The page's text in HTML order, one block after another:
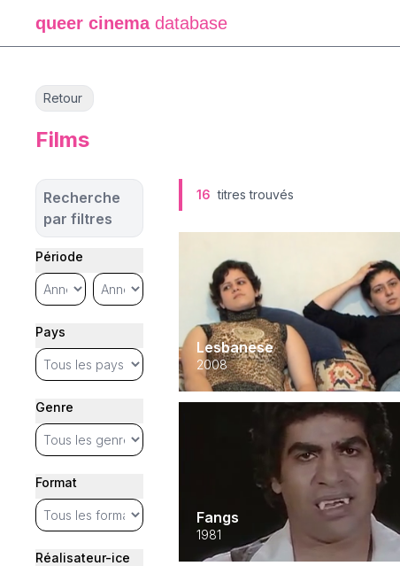
queer cinema database
Retour
Films
Recherche
par filtres
Période
Pays
Genre
Format
Réalisateur-ice
16 titres trouvés
Lesbanese
2008
Fangs
1981